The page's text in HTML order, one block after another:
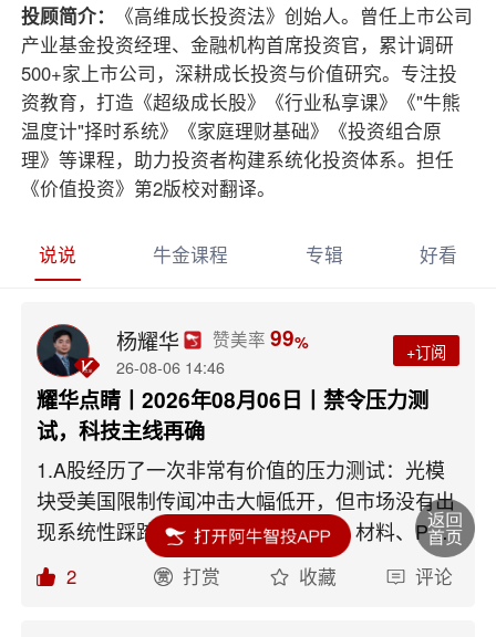
投顾简介：
《高维成长投资法》创始人。曾任上市公司
产业基金投资经理、金融机构首席投资官，累计调研
500+家上市公司，深耕成长投资与价值研究。专注投
资教育，打造《超级成长股》《行业私享课》《"牛熊
温度计"择时系统》《家庭理财基础》《投资组合原
理》等课程，助力投资者构建系统化投资体系。担任
《价值投资》第2版校对翻译。
说说 牛金课程 专辑 好看
杨耀华 赞美率 99%
26-08-06 14:46
+订阅
耀华点睛丨2026年08月06日丨禁令压力测
试，科技主线再确
1.A股经历了一次非常有价值的压力测试：光模
块受美国限制传闻冲击大幅低开，但市场没有出
现系统性踩踏，反而由半导体设备、材料、PCB
和国产算力接力，科创50大涨4.78%；全市场超
过3700家公司上涨，成交额放大至约2.68万亿
2 打赏 收藏 评论